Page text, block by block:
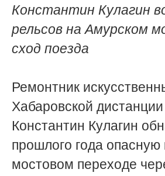
Константин Кулагин
рельсов на Амурском
сход поезда
Ремонтник
Хабаровской
Константин Кулагин
прошлого года опасную
мостовом переходе